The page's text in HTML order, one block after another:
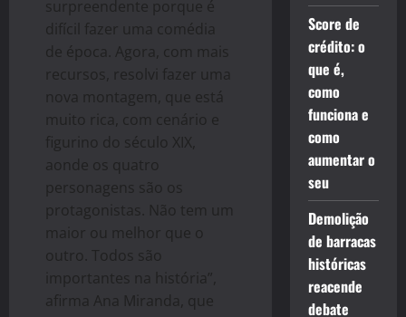
surpreendente porque é
difícil fazer uma comédia
de época. Agora, com mais
recursos, resolvi fazer uma
nova montagem, que está
muito rica, com cenário e
figurino do século XIX,
aonde os quatro
personagens são os
protagonistas. Não tem um
maior ou melhor que o
outro. Todos são
importantes na história”,
afirma Ana Miranda, que
Score de
crédito: o
que é,
como
funciona e
como
aumentar o
seu
Demolição
de barracas
históricas
reacende
debate